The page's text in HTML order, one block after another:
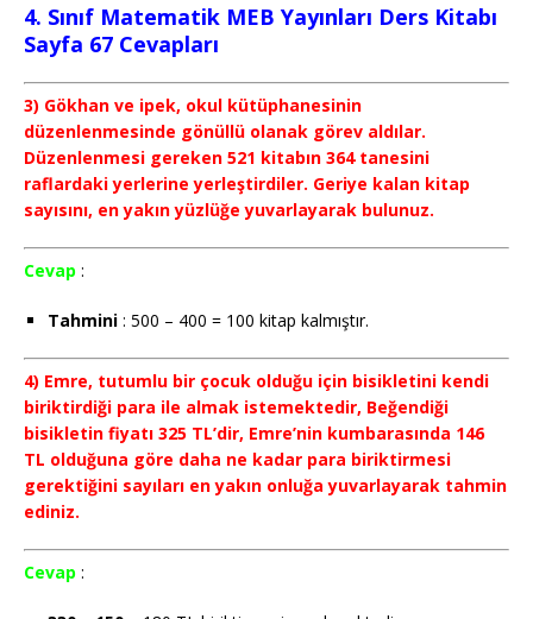
4. Sınıf Matematik MEB Yayınları Ders Kitabı
Sayfa 67 Cevapları
3) Gökhan ve ipek, okul kütüphanesinin
düzenlenmesinde gönüllü olanak görev aldılar.
Düzenlenmesi gereken 521 kitabın 364 tanesini
raflardaki yerlerine yerleştirdiler. Geriye kalan kitap
sayısını, en yakın yüzlüğe yuvarlayarak bulunuz.
Cevap :
Tahmini : 500 – 400 = 100 kitap kalmıştır.
4) Emre, tutumlu bir çocuk olduğu için bisikletini kendi
biriktirdiği para ile almak istemektedir, Beğendiği
bisikletin fiyatı 325 TL’dir, Emre’nin kumbarasında 146
TL olduğuna göre daha ne kadar para biriktirmesi
gerektiğini sayıları en yakın onluğa yuvarlayarak tahmin
ediniz.
Cevap :